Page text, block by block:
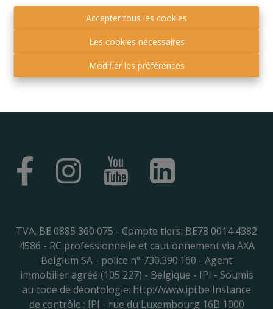
Accepter tous les cookies
Les cookies nécessaires
Modifier les préférences
Boulevard Piercot, 7 - 4000 Liège
TVA. BE 0885 360 075 - Compte tiers: BE78 0014 4382
4586 - RC professionnelle et cautionnement via AXA
Belgium SA - police n° 730.390.160 - Agent
immobilier agréé (105 227) - Belgique - IPI - Soumis
au code de déontologie: http://www.ipi.be Instance
de contrôle : IPI - rue du Luxembourg 16B 1000